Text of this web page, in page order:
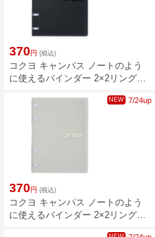
370円 (税込)
コクヨ キャンパス ノートのよう
に使えるバインダー 2×2リング
NEW 7/24up
370円 (税込)
コクヨ キャンパス ノートのよう
に使えるバインダー 2×2リング